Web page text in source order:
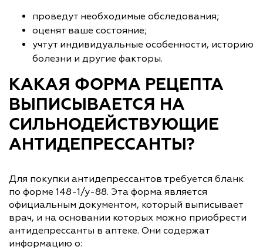
проведут необходимые обследования;
оценят ваше состояние;
учтут индивидуальные особенности, историю
болезни и другие факторы.
КАКАЯ ФОРМА РЕЦЕПТА
ВЫПИСЫВАЕТСЯ НА
СИЛЬНОДЕЙСТВУЮЩИЕ
АНТИДЕПРЕССАНТЫ?
Для покупки антидепрессантов требуется бланк
по форме 148-1/у-88. Эта форма является
официальным документом, который выписывает
врач, и на основании которых можно приобрести
антидепрессанты в аптеке. Они содержат
информацию о: